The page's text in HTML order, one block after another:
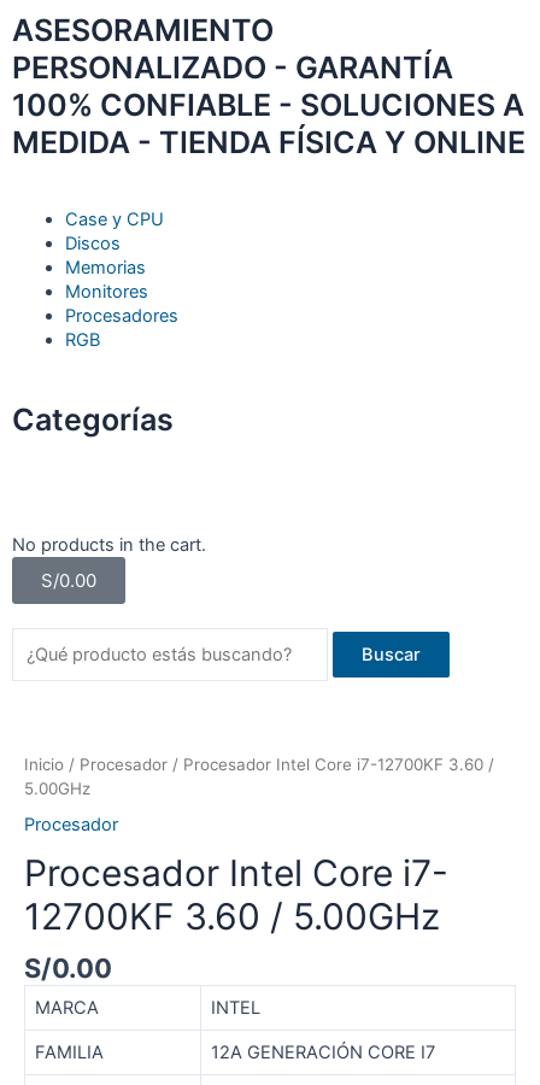
ASESORAMIENTO
PERSONALIZADO - GARANTÍA
100% CONFIABLE - SOLUCIONES A
MEDIDA - TIENDA FÍSICA Y ONLINE
Case y CPU
Discos
Memorias
Monitores
Procesadores
RGB
Categorías
No products in the cart.
S/0.00
Buscar
Inicio / Procesador / Procesador Intel Core i7-12700KF 3.60 /
5.00GHz
Procesador
Procesador Intel Core i7-
12700KF 3.60 / 5.00GHz
S/0.00
MARCA INTEL
FAMILIA 12A GENERACIÓN CORE I7